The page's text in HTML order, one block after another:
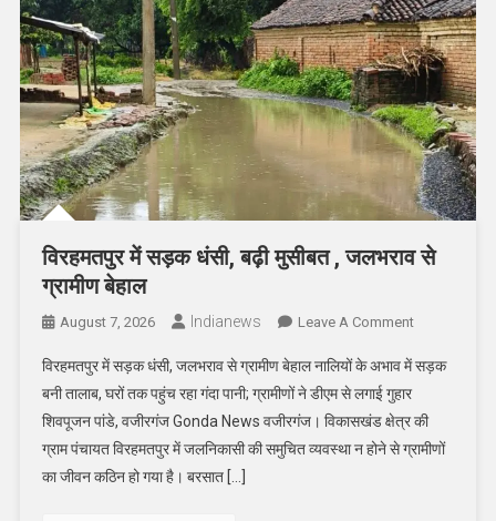
विरहमतपुर में सड़क धंसी, बढ़ी मुसीबत , जलभराव से
ग्रामीण बेहाल
August 7, 2026 Indianews Leave A CommentOn
में
धंसी,
बढ़ी
विरहमतपुर में सड़क धंसी, जलभराव से ग्रामीण बेहाल नालियों के अभाव में सड़क
बनी तालाब, घरों तक पहुंच रहा गंदा पानी; ग्रामीणों ने डीएम से लगाई गुहार
शिवपूजन पांडे, वजीरगंज Gonda News वजीरगंज। विकासखंड क्षेत्र की
ग्राम पंचायत विरहमतपुर में जलनिकासी की समुचित व्यवस्था न होने से ग्रामीणों
का जीवन कठिन हो गया है। बरसात […]